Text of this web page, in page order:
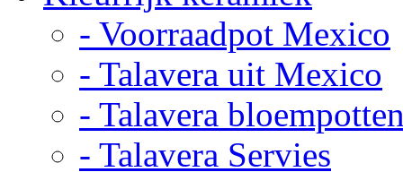
- Voorraadpot Mexico
- Talavera uit Mexico
- Talavera
- Talavera Servies